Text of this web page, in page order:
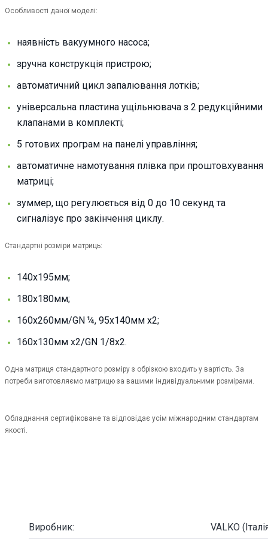
Особливості даної моделі:
наявність вакуумного насоса;
зручна конструкція пристрою;
автоматичний цикл запалювання лотків;
універсальна пластина ущільнювача з 2 редукційними
клапанами в комплекті;
5 готових програм на панелі управління;
автоматичне намотування плівка при проштовхування
матриці;
зуммер, що регулюється від 0 до 10 секунд та
сигналізує про закінчення циклу.
Стандартні розміри матриць:
140х195мм;
180х180мм;
160x260мм/GN ¼, 95х140мм х2;
160x130мм x2/GN 1/8x2.
Одна матриця стандартного розміру з обрізкою входить у вартість. За
потреби виготовляємо матрицю за вашими індивідуальними розмірами.
Обладнання сертифіковане та відповідає усім міжнародним стандартам
якості.
Виробник:
VALKO